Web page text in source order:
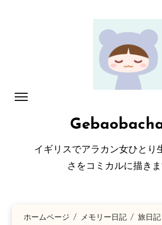
イギリスでアラカン女ひとり
さをコミカルに描き
ホームページ メモリー日記
旅日記